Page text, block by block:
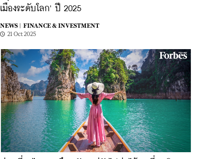
เมืองระดับโลก' ปี 2025
NEWS |
FINANCE & INVESTMENT
21 Oct 2025